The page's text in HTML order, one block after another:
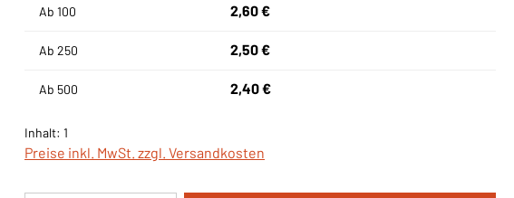
Ab 100 2,60 €
Ab 250 2,50 €
Ab 500 2,40 €
Inhalt: 1
Preise inkl. MwSt. zzgl. Versandkosten